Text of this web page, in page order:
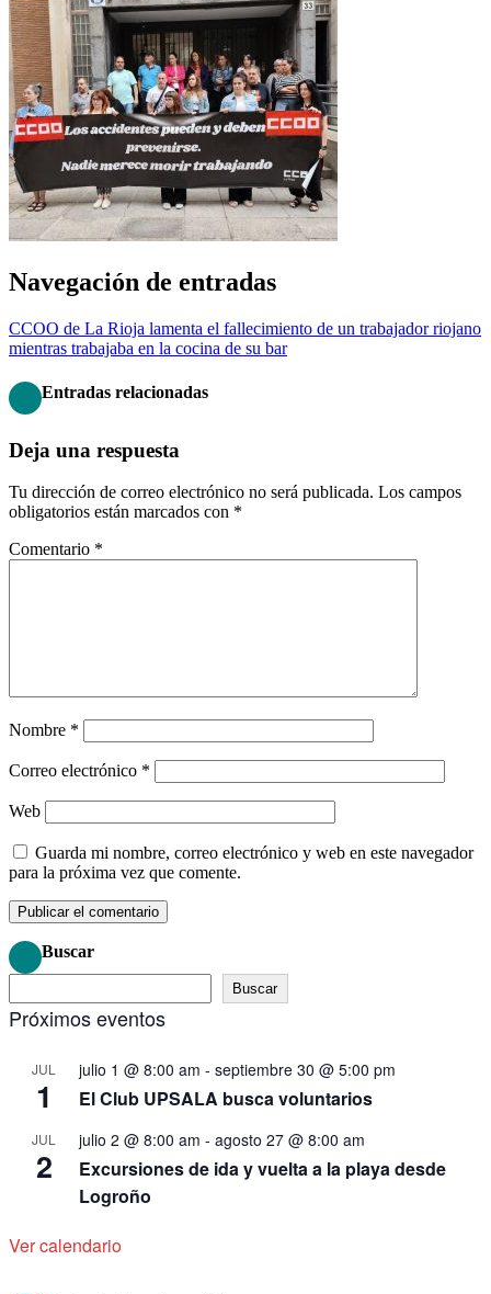
Navegación de entradas
CCOO de La Rioja lamenta el fallecimiento de un trabajador riojano
mientras trabajaba en la cocina de su bar
Entradas relacionadas
Deja una respuesta
Tu dirección de correo electrónico no será publicada. Los campos
obligatorios están marcados con *
Comentario *
Nombre *
Correo electrónico *
Web
Guarda mi nombre, correo electrónico y web en este navegador
para la próxima vez que comente.
Buscar
Buscar
Próximos eventos
JUL
1
julio 1 @ 8:00 am - septiembre 30 @ 5:00 pm
El Club UPSALA busca voluntarios
JUL
2
julio 2 @ 8:00 am - agosto 27 @ 8:00 am
Excursiones de ida y vuelta a la playa desde
Logroño
Ver calendario